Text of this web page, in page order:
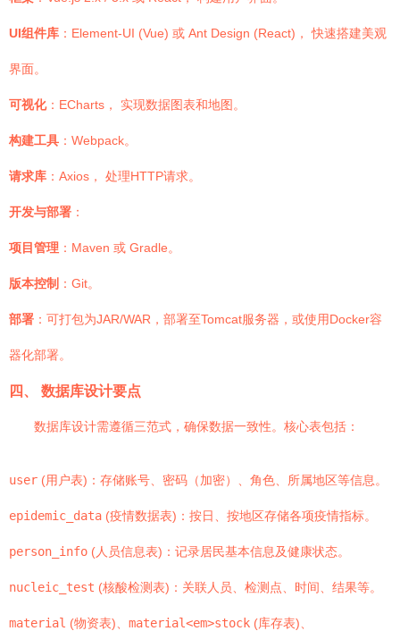
UI组件库 ：Element-UI (Vue) 或 Ant Design (React)， 快速搭建美观
界面。
可视化：ECharts， 实现数据图表和地图。
构建工具 ：Webpack。
请求库 ：Axios， 处理HTTP请求。
开发与部署 ：
项目管理 ：Maven 或 Gradle。
版本控制 ：Git。
部署 ：可打包为JAR/WAR，部署至Tomcat服务器，或使用Docker容
器化部署。
四、 数据库设计要点
数据库设计需遵循三范式，确保数据一致性。核心表包括：
user (用户表)：存储账号、密码（加密）、角色、所属地区等信息。
epidemic_data (疫情数据表)：按日、按地区存储各项疫情指标。
person_info (人员信息表)：记录居民基本信息及健康状态。
nucleic_test (核酸检测表)：关联人员、检测点、时间、结果等。
material (物资表)、 material<em>stock (库存表)、